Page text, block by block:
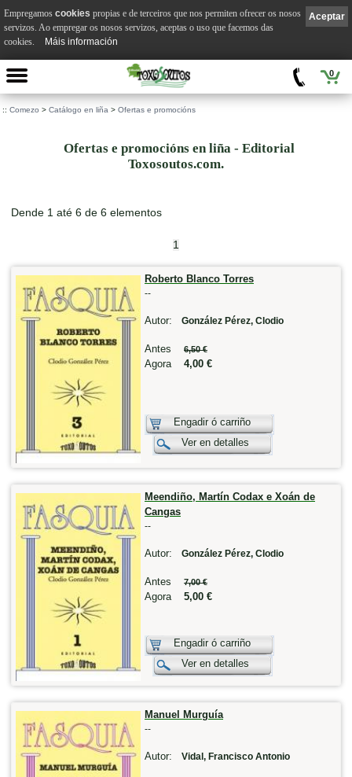
0
:: Comezo > Catálogo en liña > Ofertas e promocións
Ofertas e promocións en liña - Editorial
Toxosoutos.com.
Dende 1 até 6 de 6 elementos
1
Roberto Blanco Torres
--
Autor: González Pérez, Clodio
Antes 6,50 €
Agora 4,00 €
Engadir ó carriño
Ver en detalles
Meendiño, Martín Codax e Xoán de
Cangas
--
Autor: González Pérez, Clodio
Antes 7,00 €
Agora 5,00 €
Engadir ó carriño
Ver en detalles
Manuel Murguía
--
Autor: Vidal, Francisco Antonio
Aceptar
Empregamos cookies propias e de terceiros que nos permiten ofrecer os nosos
servizos. Ao empregar os nosos servizos, aceptas o uso que facemos das
cookies.
Máis información